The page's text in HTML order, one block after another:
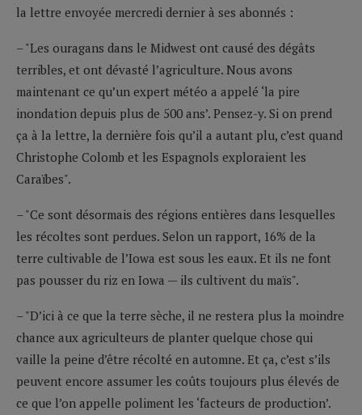
la lettre envoyée mercredi dernier à ses abonnés :
– "Les ouragans dans le Midwest ont causé des dégâts
terribles, et ont dévasté l’agriculture. Nous avons
maintenant ce qu’un expert météo a appelé ‘la pire
inondation depuis plus de 500 ans’. Pensez-y. Si on prend
ça à la lettre, la dernière fois qu’il a autant plu, c’est quand
Christophe Colomb et les Espagnols exploraient les
Caraïbes".
– "Ce sont désormais des régions entières dans lesquelles
les récoltes sont perdues. Selon un rapport, 16% de la
terre cultivable de l’Iowa est sous les eaux. Et ils ne font
pas pousser du riz en Iowa — ils cultivent du maïs".
– "D’ici à ce que la terre sèche, il ne restera plus la moindre
chance aux agriculteurs de planter quelque chose qui
vaille la peine d’être récolté en automne. Et ça, c’est s’ils
peuvent encore assumer les coûts toujours plus élevés de
ce que l’on appelle poliment les ‘facteurs de production’.